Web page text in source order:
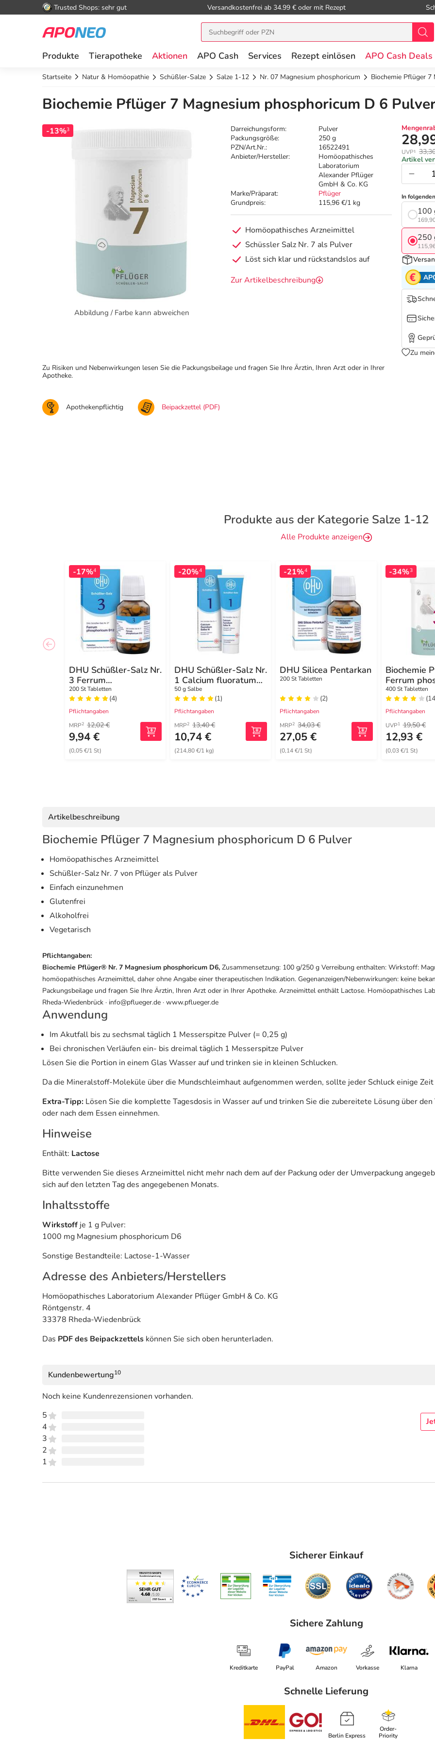
Trusted Shops: sehr gut Versandkostenfrei ab 34.99 € oder mit Rezept
Produkte Tierapotheke Aktionen APO Cash Services Rezept einlösen APO Cash Deals
Startseite Natur & Homöopathie Schüßler-Salze Salze 1-12 Nr. 07 Magnesium phosphoricum Biochemie Pflüger
Biochemie Pflüger 7 Magnesium phosphoricum D 6
-13%3
Abbildung / Farbe kann abweichen
Darreichungsform:
Pulver
Packungsgröße:
250 g
PZN/Art.Nr.:
16522491
Anbieter/Hersteller:
Homöopathisches
Laboratorium
Alexander Pflüger
GmbH & Co. KG
Marke/Präparat:
Pflüger
Grundpreis:
115,96 €/1 kg
Homöopathisches Arzneimittel
Schüssler Salz Nr. 7 als Pulver
Löst sich klar und rückstandslos auf
Zur Artikelbeschreibung
UVP¹
Artikel
In
100
250
Zu
Zu Risiken und Nebenwirkungen lesen Sie die Packungsbeilage und fragen Sie Ihre Ärztin, Ihren Arzt oder in Ihrer
Apotheke.
Apothekenpflichtig Beipackzettel (PDF)
Produkte aus der Kategorie Salze 1-12
Alle Produkte anzeigen
-17%4
DHU Schüßler-Salz Nr.
3 Ferrum
phosphoricum D12
Tabletten
200 St Tabletten
(4)
Pflichtangaben
MRP2 12,02 €
9,94 €
(0,05 €/1 St)
-20%4
DHU Schüßler-Salz Nr.
1 Calcium fluoratum
Salbe N D4
50 g Salbe
(1)
Pflichtangaben
MRP2 13,40 €
10,74 €
(214,80 €/1 kg)
-21%4
DHU Silicea Pentarkan
200 St Tabletten
(2)
Pflichtangaben
MRP2 34,03 €
27,05 €
(0,14 €/1 St)
-34%3
Biochemie
Ferrum
D 12
400 St Tabletten
Pflichtangaben
UVP1 19,50 €
12,93 €
(0,03 €/1 St)
Artikelbeschreibung
Biochemie Pflüger 7 Magnesium phosphoricum D 6 Pulver
Homöopathisches Arzneimittel
Schüßler-Salz Nr. 7 von Pflüger als Pulver
Einfach einzunehmen
Glutenfrei
Alkoholfrei
Vegetarisch
Pflichtangaben:
Biochemie Pflüger® Nr. 7 Magnesium phosphoricum D6, Zusammensetzung: 100 g/250 g Verreibung enthalten: Wirkstoff:
homöopathisches Arzneimittel, daher ohne Angabe einer therapeutischen Indikation. Gegenanzeigen/Nebenwirkungen: keine
Packungsbeilage und fragen Sie Ihre Ärztin, Ihren Arzt oder in Ihrer Apotheke. Arzneimittel enthält Lactose. Homöopathisches
Rheda-Wiedenbrück · info@pflueger.de · www.pflueger.de
Anwendung
Im Akutfall bis zu sechsmal täglich 1 Messerspitze Pulver (= 0,25 g)
Bei chronischen Verläufen ein- bis dreimal täglich 1 Messerspitze Pulver
Lösen Sie die Portion in einem Glas Wasser auf und trinken sie in kleinen Schlucken.
Da die Mineralstoff-Moleküle über die Mundschleimhaut aufgenommen werden, sollte jeder Schluck einige
Extra-Tipp: Lösen Sie die komplette Tagesdosis in Wasser auf und trinken Sie die zubereitete Lösung über
oder nach dem Essen einnehmen.
Hinweise
Enthält: Lactose
Bitte verwenden Sie dieses Arzneimittel nicht mehr nach dem auf der Packung oder der Umverpackung
sich auf den letzten Tag des angegebenen Monats.
Inhaltsstoffe
Wirkstoff je 1 g Pulver:
1000 mg Magnesium phosphoricum D6
Sonstige Bestandteile: Lactose-1-Wasser
Adresse des Anbieters/Herstellers
Homöopathisches Laboratorium Alexander Pflüger GmbH & Co. KG
Röntgenstr. 4
33378 Rheda-Wiedenbrück
Das PDF des Beipackzettels können Sie sich oben herunterladen.
Kundenbewertung10
Noch keine Kundenrezensionen vorhanden.
5
4
3
2
1
Sicherer Einkauf
Sichere Zahlung
Kreditkarte PayPal Amazon Vorkasse Klarna
Schnelle Lieferung
Berlin Express
Order-
Priority